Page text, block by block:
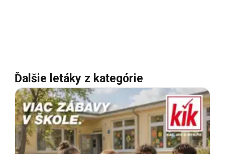
Ďalšie letáky z kategórie